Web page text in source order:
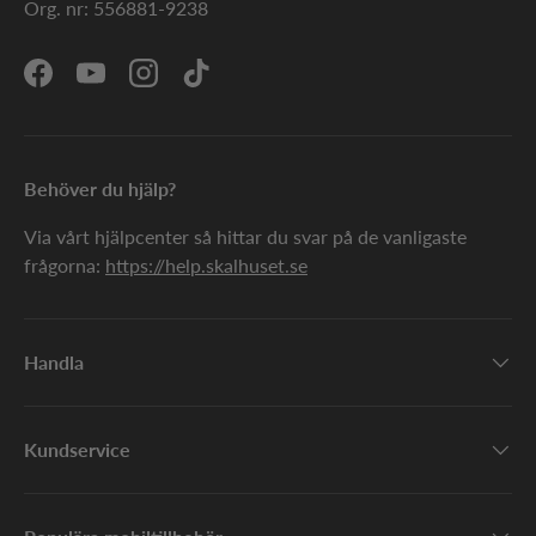
Org. nr: 556881-9238
FacebookYouTubeInstagramTikTok
Behöver du hjälp?
Via vårt hjälpcenter så hittar du svar på de vanligaste
frågorna: https://help.skalhuset.se
Handla
Kundservice